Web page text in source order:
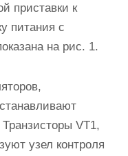
приставки к
питания с
на рис. 1.
VT1,
узел контроля